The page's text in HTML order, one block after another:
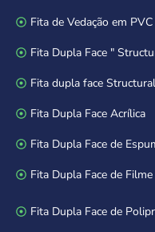
Fita de Vedação em PVC
Fita Dupla Face "
Fita dupla face
Fita Dupla Face Acrílica
Fita Dupla Face de
Fita Dupla Face de
Fita Dupla Face de